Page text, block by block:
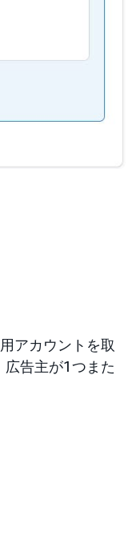
アカウントを取
告主が1つまた